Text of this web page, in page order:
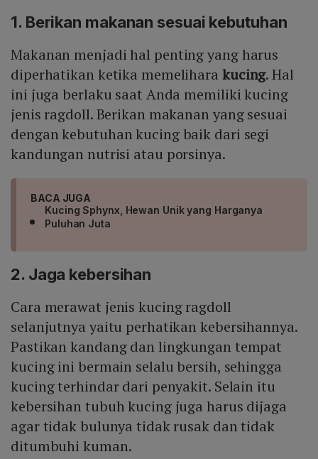
1. Berikan makanan sesuai kebutuhan
Makanan menjadi hal penting yang harus
diperhatikan ketika memelihara kucing. Hal
ini juga berlaku saat Anda memiliki kucing
jenis ragdoll. Berikan makanan yang sesuai
dengan kebutuhan kucing baik dari segi
kandungan nutrisi atau porsinya.
BACA JUGA
Kucing Sphynx, Hewan Unik yang Harganya
Puluhan Juta
2. Jaga kebersihan
Cara merawat jenis kucing ragdoll
selanjutnya yaitu perhatikan kebersihannya.
Pastikan kandang dan lingkungan tempat
kucing ini bermain selalu bersih, sehingga
kucing terhindar dari penyakit. Selain itu
kebersihan tubuh kucing juga harus dijaga
agar tidak bulunya tidak rusak dan tidak
ditumbuhi kuman.